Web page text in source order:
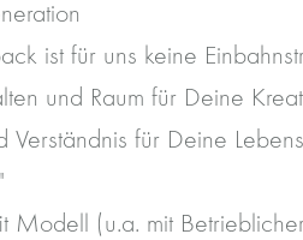
ist für uns keine
und Raum für Deine
Verständnis für Deine
Modell (u.a. mit